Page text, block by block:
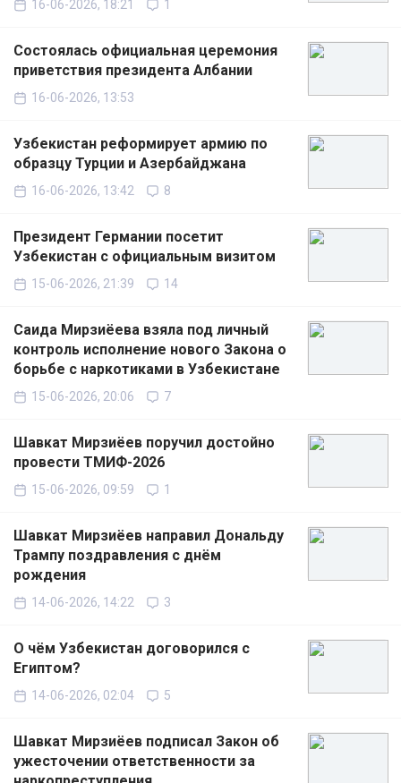
16-06-2026, 18:21 1
Состоялась официальная церемония
приветствия президента Албании
16-06-2026, 13:53
Узбекистан реформирует армию по
образцу Турции и Азербайджана
16-06-2026, 13:42 8
Президент Германии посетит
Узбекистан с официальным визитом
15-06-2026, 21:39 14
Саида Мирзиёева взяла под личный
контроль исполнение нового Закона о
борьбе с наркотиками в Узбекистане
15-06-2026, 20:06 7
Шавкат Мирзиёев поручил достойно
провести ТМИФ-2026
15-06-2026, 09:59 1
Шавкат Мирзиёев направил Дональду
Трампу поздравления с днём
рождения
14-06-2026, 14:22 3
О чём Узбекистан договорился с
Египтом?
14-06-2026, 02:04 5
Шавкат Мирзиёев подписал Закон об
ужесточении ответственности за